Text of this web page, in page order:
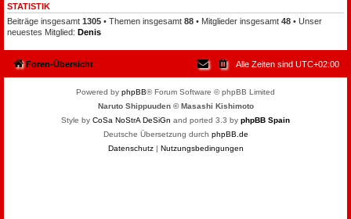
STATISTIK
Beiträge insgesamt 1305 • Themen insgesamt 88 • Mitglieder insgesamt 48 • Unser
neuestes Mitglied: Denis
Foren-Übersicht Alle Zeiten sind UTC+02:00
Powered by phpBB® Forum Software © phpBB Limited
Naruto Shippuuden © Masashi Kishimoto
Style by CoSa NoStrA DeSiGn and ported 3.3 by phpBB Spain
Deutsche Übersetzung durch phpBB.de
Datenschutz| Nutzungsbedingungen